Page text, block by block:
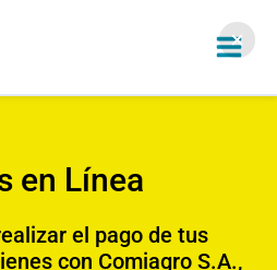
en Línea
el pago de tus
con Comiagro S.A.,